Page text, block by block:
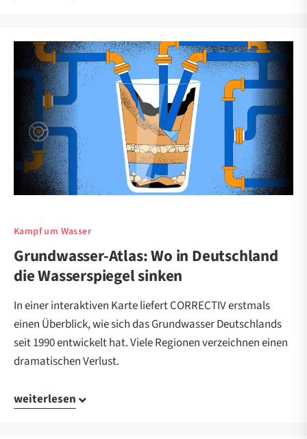
Kampf um Wasser
Grundwasser-Atlas: Wo in Deutschland
die Wasserspiegel sinken
In einer interaktiven Karte liefert CORRECTIV erstmals
einen Überblick, wie sich das Grundwasser Deutschlands
seit 1990 entwickelt hat. Viele Regionen verzeichnen einen
dramatischen Verlust.
weiterlesen